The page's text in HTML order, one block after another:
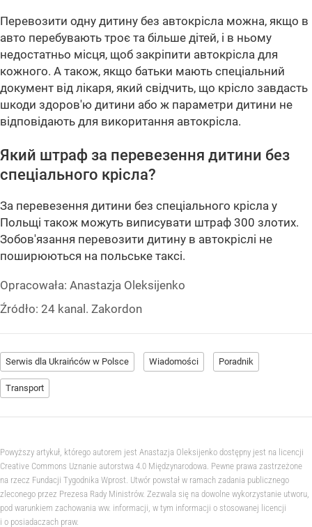
Перевозити одну дитину без автокрісла можна, якщо в
авто перебувають троє та більше дітей, і в ньому
недостатньо місця, щоб закріпити автокрісла для
кожного. А також, якщо батьки мають спеціальний
документ від лікаря, який свідчить, що крісло завдасть
шкоди здоров'ю дитини або ж параметри дитини не
відповідають для викоритання автокрісла.
Який штраф за перевезення дитини без
спеціального крісла?
За перевезення дитини без спеціального крісла у
Польщі також можуть виписувати штраф 300 злотих.
Зобов'язання перевозити дитину в автокріслі не
поширюються на польське таксі.
Opracowała: Anastazja Oleksijenko
Źródło: 24 kanal. Zakordon
Serwis dla Ukraińców w Polsce Wiadomości Poradnik
Transport
Powyższy artykuł, którego autorem jest Anastazja Oleksijenko dostępny jest na licencji
Creative Commons Uznanie autorstwa 4.0 Międzynarodowa. Pewne prawa zastrzeżone
na rzecz Fundacji Tygodnika Wprost. Utwór powstał w ramach zadania publicznego
zleconego przez Prezesa Rady Ministrów. Zezwala się na dowolne wykorzystanie utworu,
pod warunkiem zachowania ww. informacji, w tym informacji o stosowanej licencji
i o posiadaczach praw.